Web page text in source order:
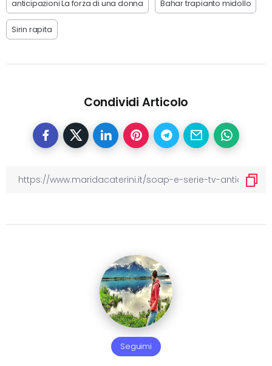
anticipazioni La forza di una donna Bahar trapianto midollo
Sirin rapita
Condividi Articolo
Seguimi